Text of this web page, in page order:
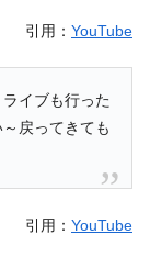
引用： YouTube
イブも行った
戻ってきても
引用： YouTube